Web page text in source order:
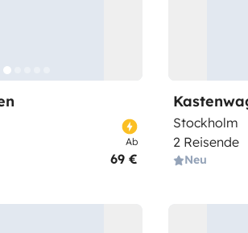
Ab
69 €
Stockholm
2 Reisende
Neu